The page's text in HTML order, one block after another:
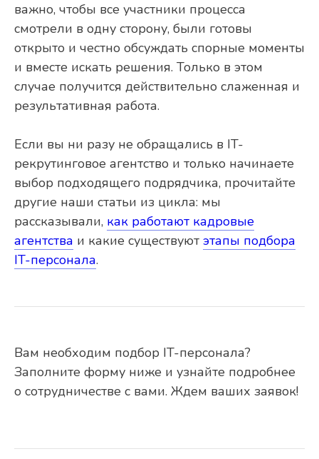
важно, чтобы все участники процесса
смотрели в одну сторону, были готовы
открыто и честно обсуждать спорные моменты
и вместе искать решения. Только в этом
случае получится действительно слаженная и
результативная работа.
Если вы ни разу не обращались в IT-
рекрутинговое агентство и только начинаете
выбор подходящего подрядчика, прочитайте
другие наши статьи из цикла: мы
рассказывали, как работают кадровые
агентства и какие существуют этапы подбора
IT-персонала.
Вам необходим подбор IT-персонала?
Заполните форму ниже и узнайте подробнее
о сотрудничестве с вами. Ждем ваших заявок!